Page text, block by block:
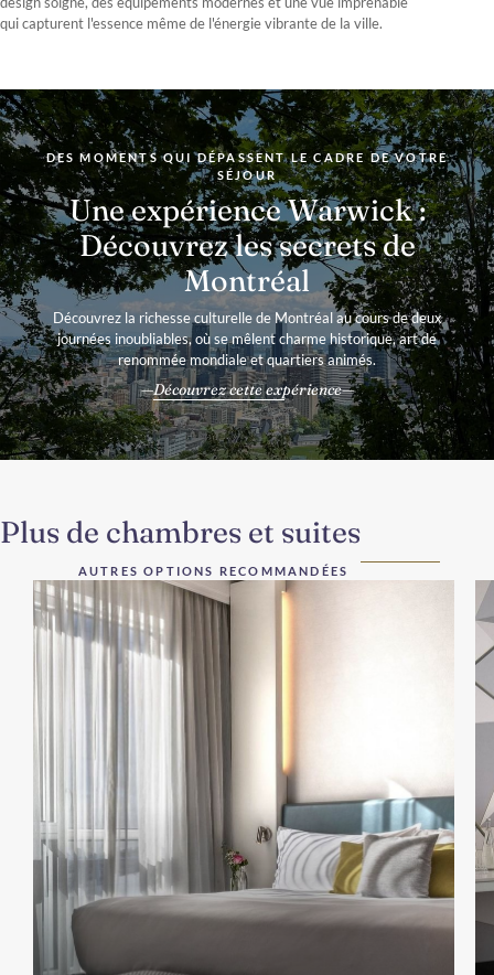
qui capturent l'essence même de l'énergie vibrante de la ville.
DES MOMENTS QUI DÉPASSENT LE CADRE DE VOTRE
SÉJOUR
Une expérience Warwick :
Découvrez les secrets de
Montréal
Découvrez la richesse culturelle de Montréal au cours de deux
journées inoubliables, où se mêlent charme historique, art de
renommée mondiale et quartiers animés.
Découvrez cette expérience
Plus de chambres et suites
AUTRES OPTIONS RECOMMANDÉES